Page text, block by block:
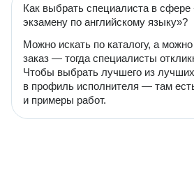
Как выбрать специалиста в сфере
экзамену по английскому языку»?
Можно искать по каталогу, а
заказ — тогда специалисты
Чтобы выбрать лучшего из
в профиль исполнителя — там
и примеры работ.